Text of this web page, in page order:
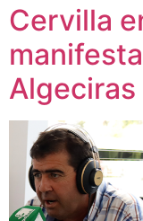
Cervilla
Algeciras